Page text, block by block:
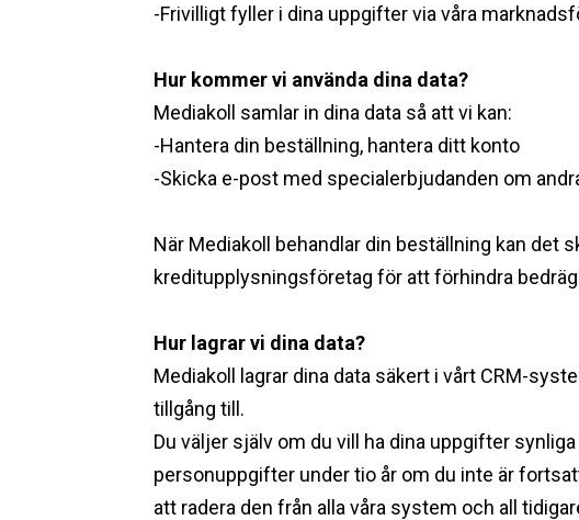
-Frivilligt fyller i dina uppgifter via våra
Hur kommer vi använda dina data? ‍
Mediakoll samlar in dina data så att vi kan:
-Hantera din beställning, hantera ditt konto
-Skicka e-post med specialerbjudanden om
När Mediakoll behandlar din beställning kan det
kreditupplysningsföretag för att förhindra
Hur lagrar vi dina data? ‍
Mediakoll lagrar dina data säkert i vårt CRM-
tillgång till.
Du väljer själv om du vill ha dina uppgifter
personuppgifter under tio år om du inte är
att radera den från alla våra system och all